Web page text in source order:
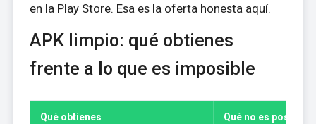
en la Play Store. Esa es la oferta honesta aquí.
APK limpio: qué obtienes
frente a lo que es imposible
Qué obtienes Qué no es posible